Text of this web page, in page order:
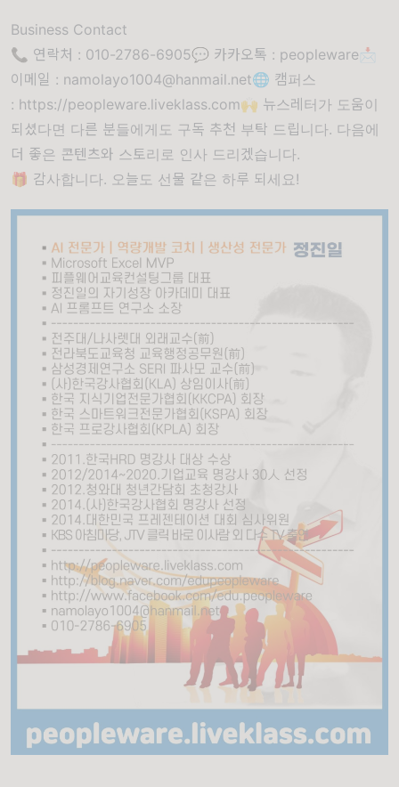
Business Contact
📞 연락처 : 010-2786-6905💬 카카오톡 : peopleware📩
이메일 : namolayo1004@hanmail.net🌐 캠퍼스
: https://peopleware.liveklass.com🙌 뉴스레터가 도움이
되셨다면 다른 분들에게도 구독 추천 부탁 드립니다. 다음에
더 좋은 콘텐츠와 스토리로 인사 드리겠습니다.
🎁 감사합니다. 오늘도 선물 같은 하루 되세요!